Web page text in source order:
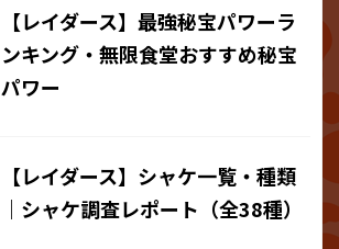
【レイダース】最強秘宝パワーラ
ンキング・無限食堂おすすめ秘宝
パワー
【レイダース】シャケ一覧・種類
｜シャケ調査レポート（全38種）